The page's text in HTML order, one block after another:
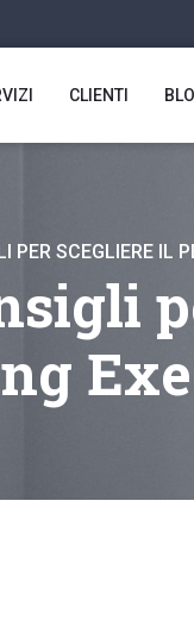
CLIENTI
PER SCEGLIERE IL